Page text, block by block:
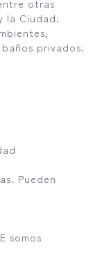
otras
la Ciudad.
privados.
Pueden
somos